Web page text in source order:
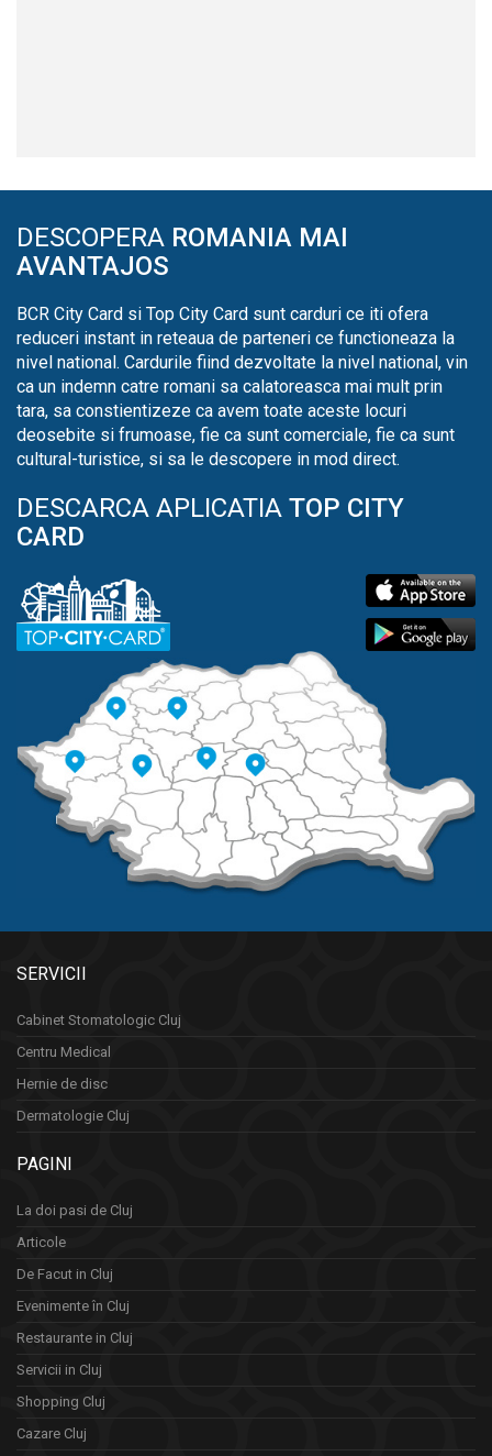
DESCOPERA ROMANIA MAI
AVANTAJOS
BCR City Card si Top City Card sunt carduri ce iti ofera
reduceri instant in reteaua de parteneri ce functioneaza la
nivel national. Cardurile fiind dezvoltate la nivel national, vin
ca un indemn catre romani sa calatoreasca mai mult prin
tara, sa constientizeze ca avem toate aceste locuri
deosebite si frumoase, fie ca sunt comerciale, fie ca sunt
cultural-turistice, si sa le descopere in mod direct.
DESCARCA APLICATIA TOP CITY
CARD
SERVICII
Cabinet Stomatologic Cluj
Centru Medical
Hernie de disc
Dermatologie Cluj
PAGINI
La doi pasi de Cluj
Articole
De Facut in Cluj
Evenimente în Cluj
Restaurante in Cluj
Servicii in Cluj
Shopping Cluj
Cazare Cluj